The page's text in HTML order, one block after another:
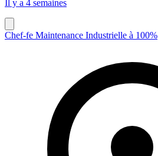
Il y a 4 semaines
Chef-fe Maintenance Industrielle à 100%